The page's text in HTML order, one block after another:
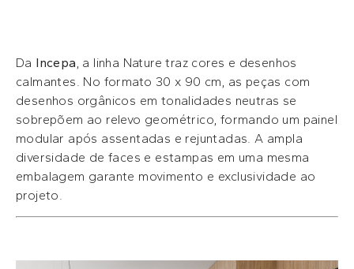
Da Incepa, a linha Nature traz cores e desenhos
calmantes. No formato 30 x 90 cm, as peças com
desenhos orgânicos em tonalidades neutras se
sobrepõem ao relevo geométrico, formando um painel
modular após assentadas e rejuntadas. A ampla
diversidade de faces e estampas em uma mesma
embalagem garante movimento e exclusividade ao
projeto.